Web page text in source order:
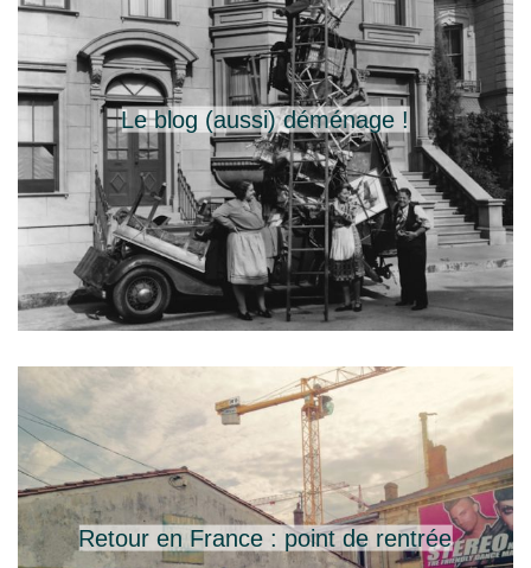
Le blog (aussi) déménage !
Retour en France : point de rentrée